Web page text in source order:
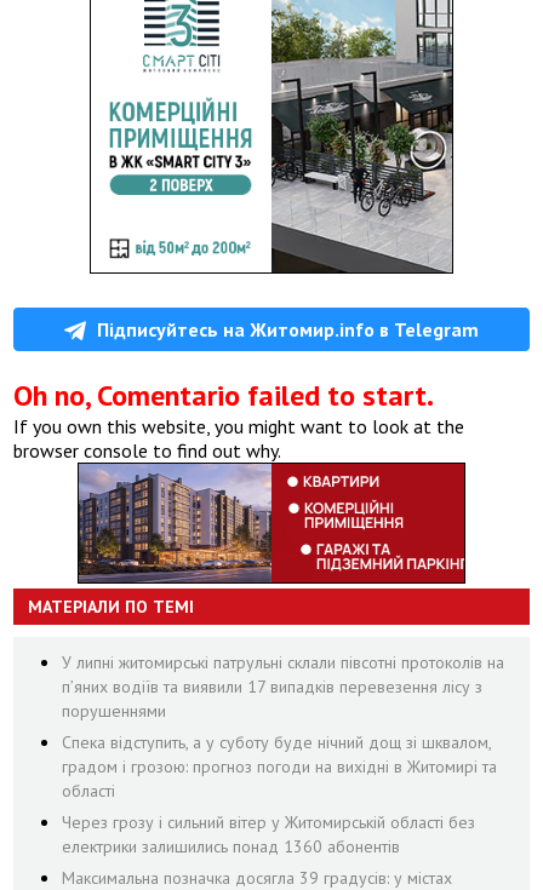
Підписуйтесь на Житомир.info в Telegram
Oh no, Comentario failed to start.
If you own this website, you might want to look at the
browser console to find out why.
МАТЕРІАЛИ ПО ТЕМІ
У липні житомирські патрульні склали півсотні протоколів на
пʼяних водіїв та виявили 17 випадків перевезення лісу з
порушеннями
Спека відступить, а у суботу буде нічний дощ зі шквалом,
градом і грозою: прогноз погоди на вихідні в Житомирі та
області
Через грозу і сильний вітер у Житомирській області без
електрики залишились понад 1360 абонентів
Максимальна позначка досягла 39 градусів: у містах